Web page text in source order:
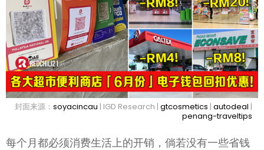
封面来源： soyacincau | IGD Research | gtcosmetics | autodeal |
penang-traveltips
每个月都必须消费生活上的开销，倘若没有一些省钱